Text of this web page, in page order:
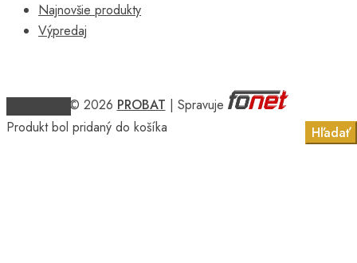
Najnovšie produkty
Výpredaj
© 2026 PROBAT | Spravuje
Produkt bol pridaný do košíka